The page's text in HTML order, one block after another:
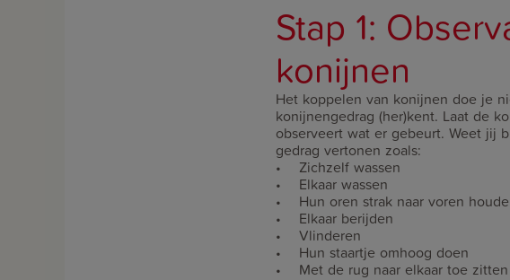
Stap 1:
konijnen
Het koppelen van konijnen doe je
konijnengedrag (her)kent. Laat de
observeert wat er gebeurt. Weet jij
gedrag vertonen zoals:
• Zichzelf wassen
• Elkaar wassen
• Hun oren strak naar voren
• Elkaar berijden
• Vlinderen
• Hun staartje omhoog doen
• Met de rug naar elkaar toe zitten